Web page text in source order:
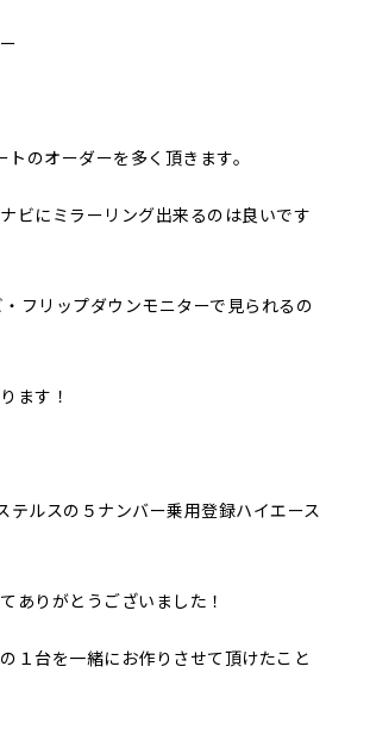
のオーダーを多く頂きます。
ビにミラーリング出来るのは良いです
フリップダウンモニターで見られるの
ます！
テルスの５ナンバー乗用登録ハイエース
ありがとうございました！
１台を一緒にお作りさせて頂けたこと